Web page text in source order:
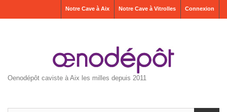
Connexion
Notre Cave à Vitrolles
Notre Cave à Aix
Oenodépôt caviste à Aix les milles depuis 2011